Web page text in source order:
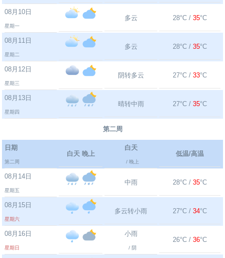
08月10日
星期一
多云 28°C / 35°C
08月11日
星期二
多云 28°C / 35°C
08月12日
星期三
阴转多云 27°C / 33°C
08月13日
星期四
晴转中雨 27°C / 35°C
第二周
日期
第二周
白天 晚上
白天
/ 晚上
低温/高温
08月14日
星期五
中雨 28°C / 35°C
08月15日
星期六
多云转小雨 27°C / 34°C
08月16日
星期日
小雨
/ 阴
26°C / 36°C